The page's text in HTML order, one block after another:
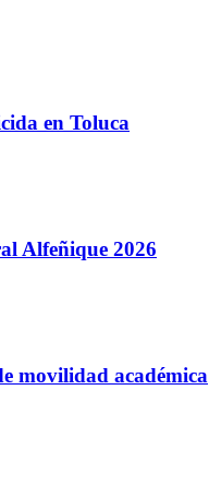
en Toluca
Alfeñique 2026
movilidad académica